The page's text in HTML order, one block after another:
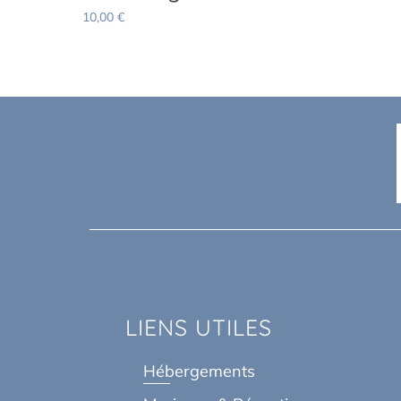
10,00 €
LIENS UTILES
Hébergements